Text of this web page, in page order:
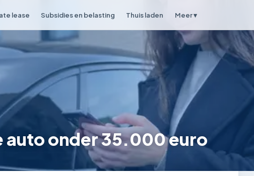
lease Subsidies en belasting Thuis laden Meer ▾
auto onder 35.000 euro